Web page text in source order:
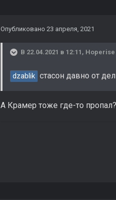
Опубликовано 23 апреля, 2021
В 22.04.2021 в 12:11, Hoperise
dzablik стасон давно от
А Крамер тоже где-то